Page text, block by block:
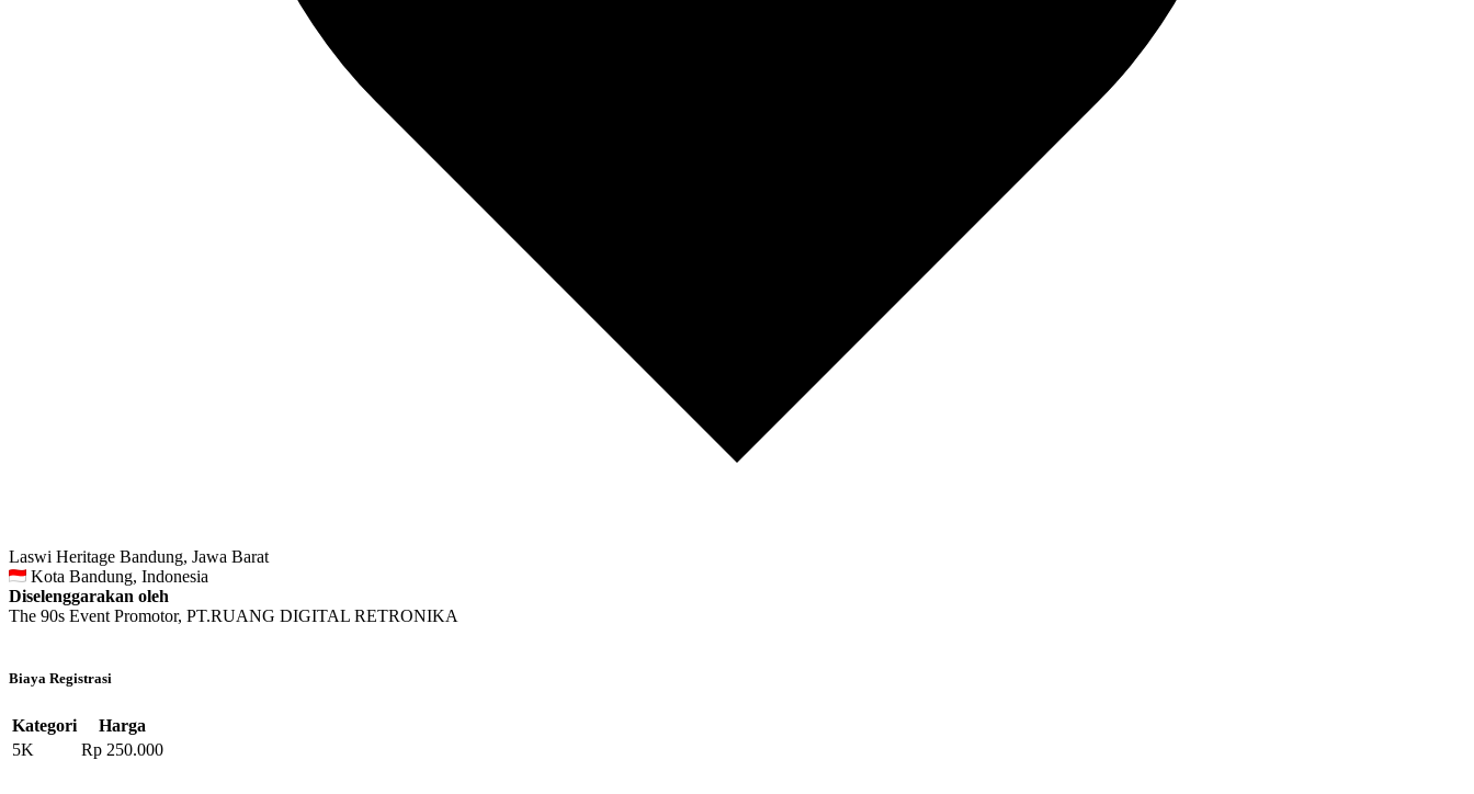
Laswi Heritage Bandung, Jawa Barat
Kota Bandung, Indonesia
Diselenggarakan oleh
The 90s Event Promotor, PT.RUANG DIGITAL RETRONIKA
Biaya Registrasi
Kategori
Harga
5K
Rp 250.000